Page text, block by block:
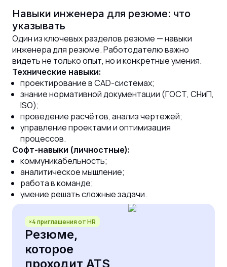
Навыки инженера для резюме: что
указывать
Один из ключевых разделов резюме — навыки
инженера для резюме. Работодателю важно
видеть не только опыт, но и конкретные умения.
Технические навыки:
проектирование в CAD-системах;
знание нормативной документации (ГОСТ, СНиП,
ISO);
проведение расчётов, анализ чертежей;
управление проектами и оптимизация
процессов.
Софт-навыки (личностные):
коммуникабельность;
аналитическое мышление;
работа в команде;
умение решать сложные задачи.
×4 приглашения от HR
Резюме,
которое
проходит ATS